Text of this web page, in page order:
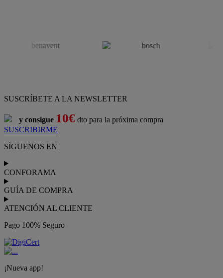
SUSCRÍBETE A LA NEWSLETTER
y consigue 10€ dto para la próxima compra
SUSCRIBIRME
SÍGUENOS EN
CONFORAMA
GUÍA DE COMPRA
ATENCIÓN AL CLIENTE
Pago 100% Seguro
¡Nueva app!